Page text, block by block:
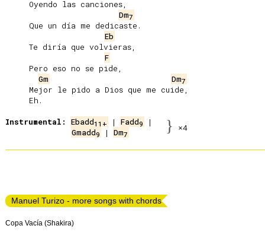
Dm7
Eb
F
Gm
Dm7
Instrumental:
Ebadd11+ | Fadd9
Gmadd9 | Dm7 } ×4
Manuel Turizo - more songs with chords
Copa Vacía (Shakira)